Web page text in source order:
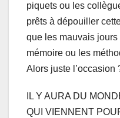
piquets ou les
prêts à dépouiller
que les mauvais jours
mémoire ou les
Alors juste l’occasion
IL Y AURA DU
QUI VIENNENT